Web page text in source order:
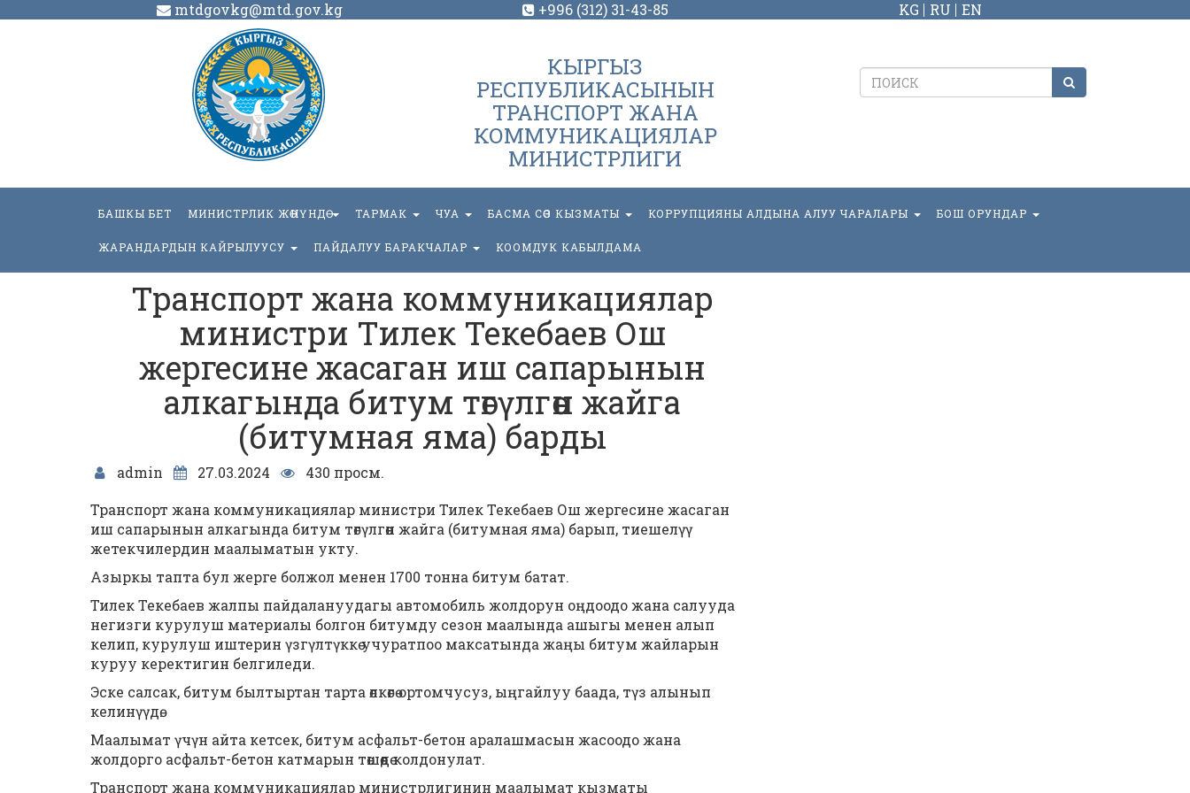
mtdgovkg@mtd.gov.kg +996 (312) 31-43-85 KG RU EN
КЫРГЫЗ
РЕСПУБЛИКАСЫНЫН
ТРАНСПОРТ ЖАНА
КОММУНИКАЦИЯЛАР
МИНИСТРЛИГИ
БАШКЫ БЕТ МИНИСТРЛИК ЖӨНҮНДӨ ТАРМАК ЧУА БАСМА СӨЗ КЫЗМАТЫ КОРРУПЦИЯНЫ АЛДЫНА АЛУУ ЧАРАЛАРЫ БОШ ОРУНДАР
ЖАРАНДАРДЫН КАЙРЫЛУУСУ ПАЙДАЛУУ БАРАКЧАЛАР КООМДУК КАБЫЛДАМА
Транспорт жана коммуникациялар
министри Тилек Текебаев Ош
жергесине жасаган иш сапарынын
алкагында битум төгүлгөн жайга
(битумная яма) барды
admin 27.03.2024
430 просм.
Транспорт жана коммуникациялар министри Тилек Текебаев Ош жергесине жасаган
иш сапарынын алкагында битум төгүлгөн жайга (битумная яма) барып, тиешелүү
жетекчилердин маалыматын укту.
Азыркы тапта бул жерге болжол менен 1700 тонна битум батат.
Тилек Текебаев жалпы пайдалануудагы автомобиль жолдорун оңдоодо жана салууда
негизги курулуш материалы болгон битумду сезон маалында ашыгы менен алып
келип, курулуш иштерин үзгүлтүккө учуратпоо максатында жаңы битум жайларын
куруу керектигин белгиледи.
Эске салсак, битум былтыртан тарта өлкөгө ортомчусуз, ыңгайлуу баада, түз алынып
келинүүдө.
Маалымат үчүн айта кетсек, битум асфальт-бетон аралашмасын жасоодо жана
жолдорго асфальт-бетон катмарын төшөөдө колдонулат.
Транспорт жана коммуникациялар министрлигинин маалымат кызматы